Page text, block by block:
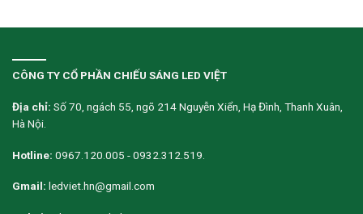
CÔNG TY CỔ PHẦN CHIẾU SÁNG LED VIỆT
Địa chỉ: Số 70, ngách 55, ngõ 214 Nguyễn Xiển, Hạ Đình, Thanh Xuân,
Hà Nội.
Hotline: 0967.120.005 - 0932.312.519.
Gmail: ledviet.hn@gmail.com